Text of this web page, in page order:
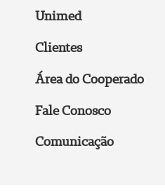
Unimed
Clientes
Área do Cooperado
Fale Conosco
Comunicação